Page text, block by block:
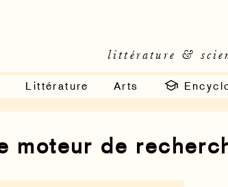
littérature &
Littérature Arts
moteur de